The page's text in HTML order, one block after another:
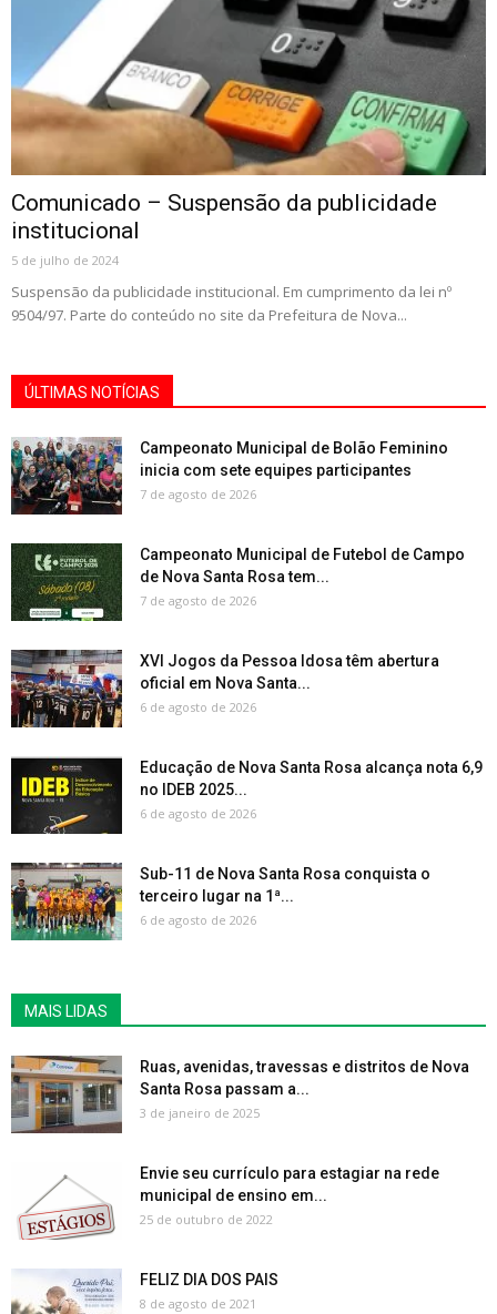
Comunicado – Suspensão da publicidade
institucional
5 de julho de 2024
Suspensão da publicidade institucional. Em cumprimento da lei nº
9504/97. Parte do conteúdo no site da Prefeitura de Nova...
ÚLTIMAS NOTÍCIAS
Campeonato Municipal de Bolão Feminino
inicia com sete equipes participantes
7 de agosto de 2026
Campeonato Municipal de Futebol de Campo
de Nova Santa Rosa tem...
7 de agosto de 2026
XVI Jogos da Pessoa Idosa têm abertura
oficial em Nova Santa...
6 de agosto de 2026
Educação de Nova Santa Rosa alcança nota 6,9
no IDEB 2025...
6 de agosto de 2026
Sub-11 de Nova Santa Rosa conquista o
terceiro lugar na 1ª...
6 de agosto de 2026
MAIS LIDAS
Ruas, avenidas, travessas e distritos de Nova
Santa Rosa passam a...
3 de janeiro de 2025
Envie seu currículo para estagiar na rede
municipal de ensino em...
25 de outubro de 2022
FELIZ DIA DOS PAIS
8 de agosto de 2021